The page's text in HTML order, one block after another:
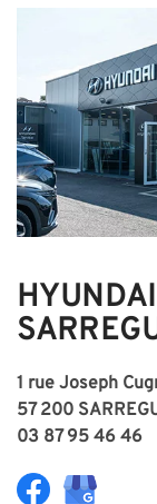
HYUNDAI
1 rue Joseph
57 200
03 87 95 46 46